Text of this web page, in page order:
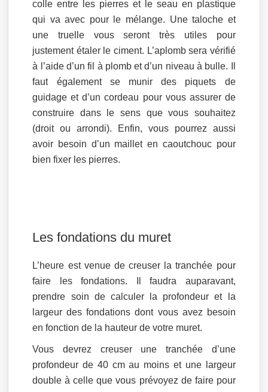
colle entre les pierres et le seau en plastique
qui va avec pour le mélange. Une taloche et
une truelle vous seront très utiles pour
justement étaler le ciment. L’aplomb sera vérifié
à l’aide d’un fil à plomb et d’un niveau à bulle. Il
faut également se munir des piquets de
guidage et d’un cordeau pour vous assurer de
construire dans le sens que vous souhaitez
(droit ou arrondi). Enfin, vous pourrez aussi
avoir besoin d’un maillet en caoutchouc pour
bien fixer les pierres.
Les fondations du muret
L’heure est venue de creuser la tranchée pour
faire les fondations. Il faudra auparavant,
prendre soin de calculer la profondeur et la
largeur des fondations dont vous avez besoin
en fonction de la hauteur de votre muret.
Vous devrez creuser une tranchée d’une
profondeur de 40 cm au moins et une largeur
double à celle que vous prévoyez de faire pour